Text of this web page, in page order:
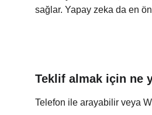
sağlar. Yapay zeka da en
Teklif almak için ne
Telefon ile arayabilir veya